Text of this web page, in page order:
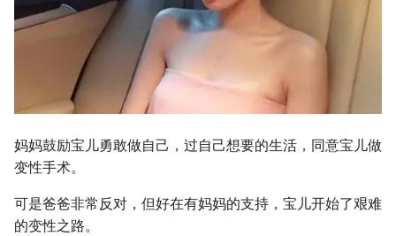
妈妈鼓励宝儿勇敢做自己，过自己想要的生活，同意宝儿做
变性手术。
可是爸爸非常反对，但好在有妈妈的支持，宝儿开始了艰难
的变性之路。